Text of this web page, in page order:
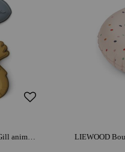
LIEWOOD Lot de 4 moules à sable - Gill animaux de la mer Sandy | silicone | activité plein air | imagination | jeu de plage